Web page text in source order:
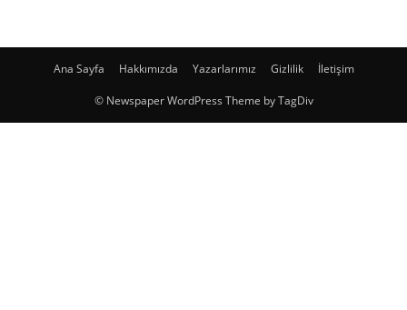
Ana Sayfa Hakkımızda Yazarlarımız Gizlilik İletişim
© Newspaper WordPress Theme by TagDiv